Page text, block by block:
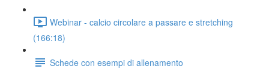
Webinar - calcio circolare a passare e stretching
(166:18)
Schede con esempi di allenamento